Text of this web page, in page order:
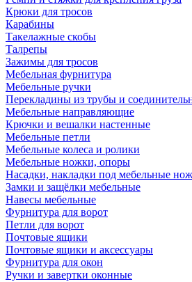
Крюки для тросов
Карабины
Такелажные скобы
Талрепы
Зажимы для тросов
Мебельная фурнитура
Мебельные ручки
Перекладины из трубы и
Мебельные направляющие
Крючки и вешалки настенные
Мебельные петли
Мебельные колеса и ролики
Мебельные ножки, опоры
Насадки, накладки под мебельные
Замки и защёлки мебельные
Навесы мебельные
Фурнитура для ворот
Петли для ворот
Почтовые ящики
Почтовые ящики и аксессуары
Фурнитура для окон
Ручки и завертки оконные